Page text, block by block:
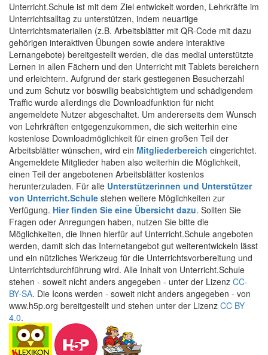
Unterricht.Schule ist mit dem Ziel entwickelt worden, Lehrkräfte im
Unterrichtsalltag zu unterstützen, indem neuartige
Unterrichtsmaterialien (z.B. Arbeitsblätter mit QR-Code mit dazu
gehörigen interaktiven Übungen sowie andere interaktive
Lernangebote) bereitgestellt werden, die das medial unterstützte
Lernen in allen Fächern und den Unterricht mit Tablets bereichern
und erleichtern. Aufgrund der stark gestiegenen Besucherzahl
und zum Schutz vor böswillig beabsichtigtem und schädigendem
Traffic wurde allerdings die Downloadfunktion für nicht
angemeldete Nutzer abgeschaltet. Um andererseits dem Wunsch
von Lehrkräften entgegenzukommen, die sich weiterhin eine
kostenlose Downloadmöglichkeit für einen großen Teil der
Arbeitsblätter wünschen, wird ein Mitgliederbereich eingerichtet.
Angemeldete Mitglieder haben also weiterhin die Möglichkeit,
einen Teil der angebotenen Arbeitsblätter kostenlos
herunterzuladen. Für alle Unterstützerinnen und Unterstützer
von Unterricht.Schule stehen weitere Möglichkeiten zur
Verfügung. Hier finden Sie eine Übersicht dazu. Sollten Sie
Fragen oder Anregungen haben, nutzen Sie bitte die
Möglichkeiten, die Ihnen hierfür auf Unterricht.Schule angeboten
werden, damit sich das Internetangebot gut weiterentwickeln lässt
und ein nützliches Werkzeug für die Unterrichtsvorbereitung und
Unterrichtsdurchführung wird. Alle Inhalt von Unterricht.Schule
stehen - soweit nicht anders angegeben - unter der Lizenz CC-
BY-SA. Die Icons werden - soweit nicht anders angegeben - von
www.h5p.org bereitgestellt und stehen unter der Lizenz CC BY
4.0.